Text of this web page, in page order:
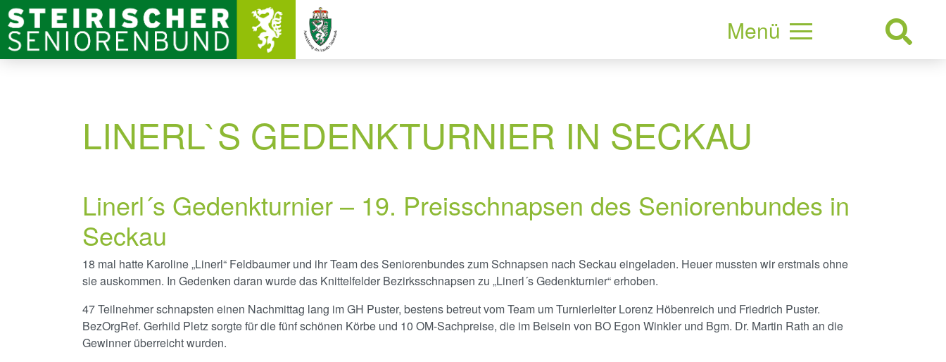
Menü
LINERL`S GEDENKTURNIER IN SECKAU
Linerl´s Gedenkturnier – 19. Preisschnapsen des Seniorenbundes in
Seckau
18 mal hatte Karoline „Linerl“ Feldbaumer und ihr Team des Seniorenbundes zum Schnapsen nach Seckau eingeladen. Heuer mussten wir erstmals ohne
sie auskommen. In Gedenken daran wurde das Knittelfelder Bezirksschnapsen zu „Linerl´s Gedenkturnier“ erhoben.
47 Teilnehmer schnapsten einen Nachmittag lang im GH Puster, bestens betreut vom Team um Turnierleiter Lorenz Höbenreich und Friedrich Puster.
BezOrgRef. Gerhild Pletz sorgte für die fünf schönen Körbe und 10 OM-Sachpreise, die im Beisein von BO Egon Winkler und Bgm. Dr. Martin Rath an die
Gewinner überreicht wurden.